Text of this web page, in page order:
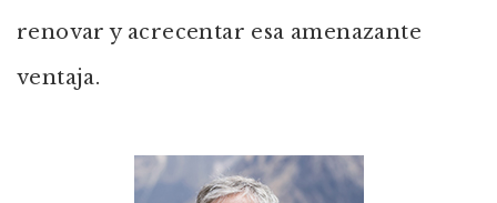
renovar y acrecentar esa amenazante
ventaja.